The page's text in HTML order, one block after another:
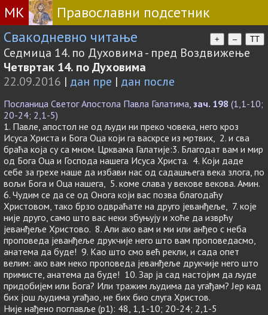
МК
Православни подсетник
Свакодневно читање
+ – TT
Седмица 14. по Духовима - пред Воздвижење
Четвртак 14. по Духовима
22.09.2016 | дан пре | дан после
Посланица Светог Апостола Павла Галатима, зач. 198 (1,1-10;
20-24; 2,1-5)
1. Павле, апостол не од људи ни преко човека, него кроз
Исуса Христа и Бога Оца који га васкрсе из мртвих, 2. и сва
браћа која су са мном. Црквама Галатије:3. Благодат вам и мир
од Бога Оца и Господа нашега Исуса Христа. 4. Који даде
себе за грехе наше да избави нас од садашњега века злога, по
вољи Бога и Оца нашега, 5. коме слава у векове векова. Амин.
6. Чудим се да се од Онога који вас позва благодаћу
Христовом, тако брзо одвраћате на друго јеванђеље, 7. које
није друго, само што вас неки збуњују и хоће да изврћу
јеванђеље Христово. 8. Али ако вам и ми или анђео с неба
проповеда јеванђеље друкчије него што вам проповедасмо,
анатема да буде! 9. Као што смо већ рекли, и сада опет
велим: ако вам неко проповеда јеванђеље друкчије него што
примисте, анатема да буде! 10. Зар ја сад настојим да људе
придобијем или Бога? Или тражим људима да угађам? Јер кад
бих још људима угађао, не бих био слуга Христов.
Није нађено поглавље (p1): 48, 1,1-10; 20-24; 2,1-5